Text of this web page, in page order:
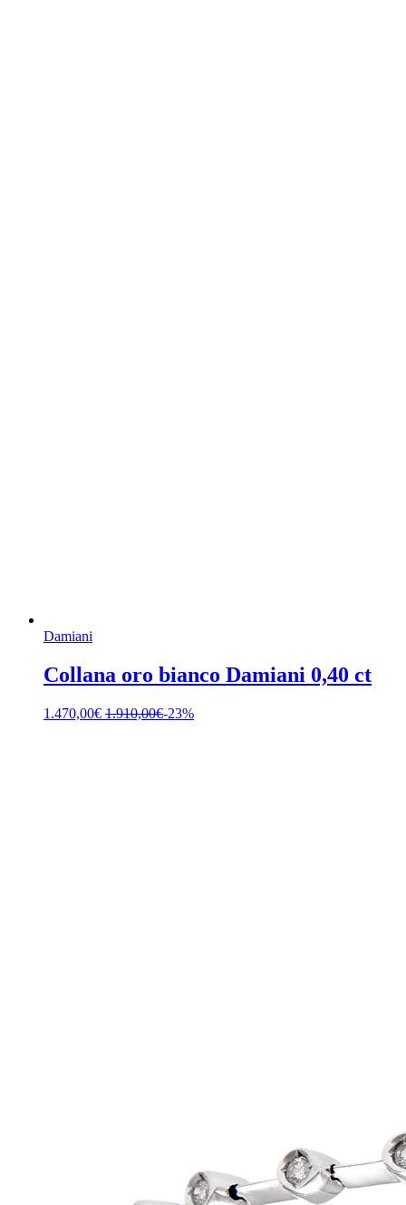
Damiani
Collana oro bianco Damiani 0,40 ct
1.470,00€ 1.910,00€-23%